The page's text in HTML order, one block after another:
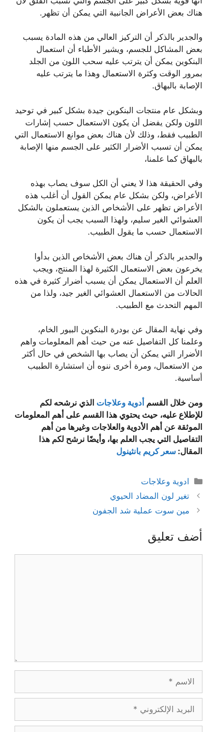
هناك بعض الأعراض الجانبية التي يمكن أن تظهر.
والجدير بالذكر أن التركيز العالي من هذه المادة يسبب
بعض المشاكل للجسم، ويشير الأطباء أن استعمال
البنكوين يمكن أن يترتب عليه سحب اللون من الجلد
بمرور الوقت وكثرة الاستعمال وهذا ما يترتب عليه
الإصابة بالبهاق.
وبشكل عام منتجات البنكوين جيدة بشكل كبير في توحيد
اللون ولكن يفضل أن يكون الاستعمال حسب إشارات
الطبيب فقط، وذلك لأن هناك بعض موانع الاستعمال التي
يمكن أن تسبب الأضرار الكثير على الجسم منها الإصابة
بالبهاق كما علمنا،
وفي الحقيقة هذا لا يعني أن الكل سوف يصاب بهذه
الأعراض، ولكن بشكل عام يمكن القول أن أغلب هذه
الأعراض تظهر على الأشخاص الذين يستعملون بالشكل
العشوائي الغير سليم، ولهذا السبب يجب أن يكون
الاستعمال حسب ما يقول الطبيب.
والجدير بالذكر أن هناك بعض الأشخاص الذين بدأوا
يخرعون بعض الاستعمال الكثيرة لهذا المنتج، ويجب
العلم أن الاستعمال يمكن أن يسبب أضرار كثيرة في هذه
الحالات من الاستعمال العشوائي الغير جيد، ولذا من
المهم التحدث مع الطبيب.
وفي نهاية المقال عن بودرة البنكوين البيور الخام،
وعلمنا كل التفاصيل عنه من حيث أهم المعلومات واهم
الأضرار التي يمكن أن يصاب بها الشخص في حال أكثر
من الاستعمال، ومرة أخرى ننوه أن استشارة الطبيب
أساسية.
ومن خلال القسم أدوية وعلاجات الذي نرشحه لكم
للإطلاع عليه، حيث يحتوي هذا القسم على أهم المعلومات
الموثقة عن أهم الأدوية والعلاجات وغيرها من أهم
التفاصيل التي يجب العلم بها، وأيضًا نرشح لكم هذا
المقال: سعر كريم بانثينول
التصنيفات
ادوية وعلاجات
تغير لون المضاد الحيوي
مين سوت عملية شد الجفون
أضف تعليق
الاسم
البريد
الإلكتروني